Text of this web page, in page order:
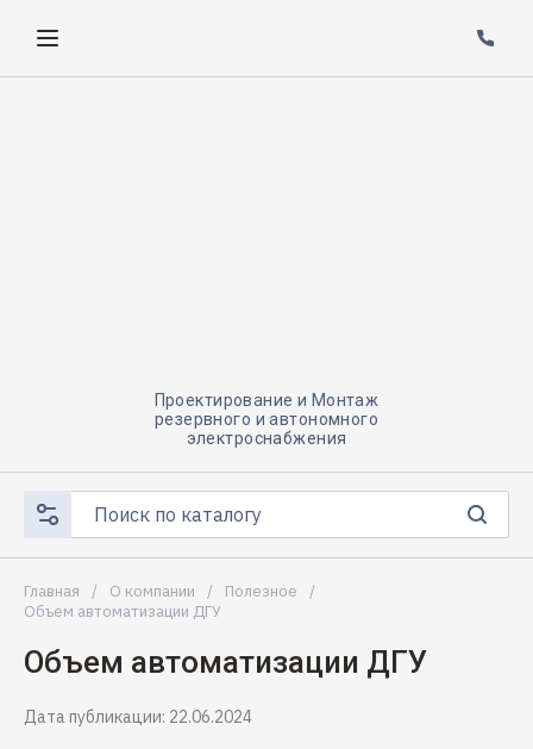
Проектирование и Монтаж
резервного и автономного
электроснабжения
Главная / О компании / Полезное
/
Объем автоматизации ДГУ
Объем автоматизации ДГУ
Дата публикации: 22.06.2024